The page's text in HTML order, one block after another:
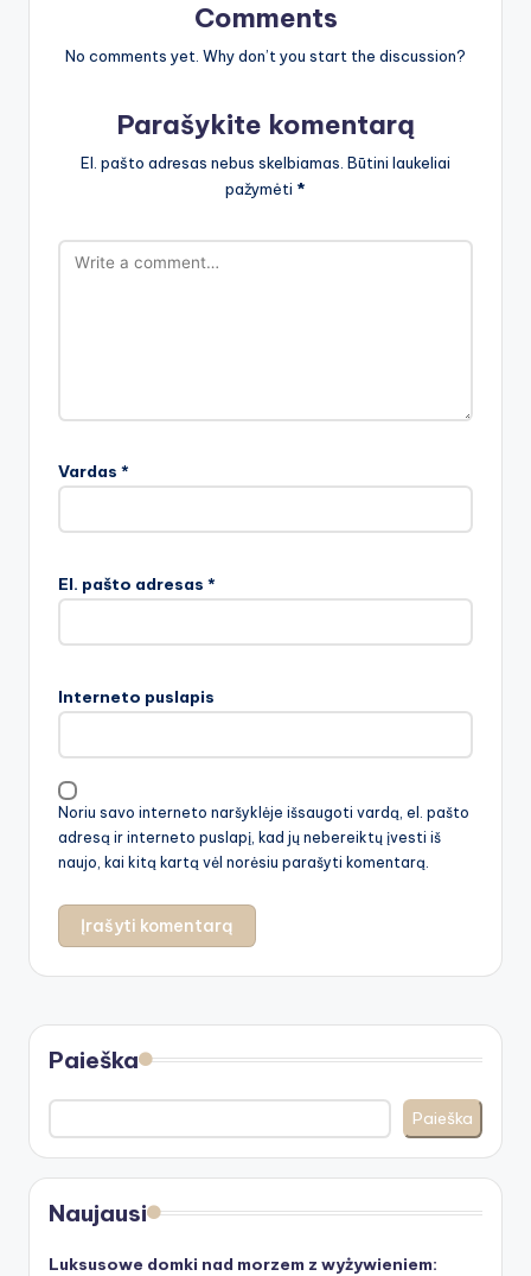
Comments
No comments yet. Why don’t you start the discussion?
Parašykite komentarą
El. pašto adresas nebus skelbiamas. Būtini laukeliai
pažymėti *
Vardas *
El. pašto adresas *
Interneto puslapis
Noriu savo interneto naršyklėje išsaugoti vardą, el. pašto
adresą ir interneto puslapį, kad jų nebereiktų įvesti iš
naujo, kai kitą kartą vėl norėsiu parašyti komentarą.
Paieška
Paieška
Naujausi
Luksusowe domki nad morzem z wyżywieniem: